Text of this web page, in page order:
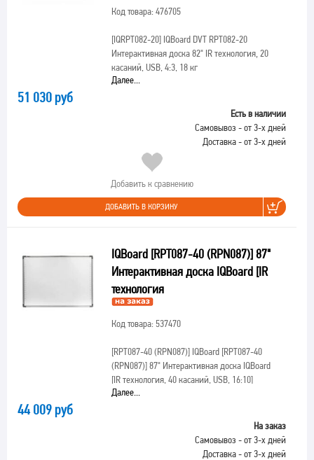
Код товара: 476705
[IQRPT082-20]IQBoard DVT RPT082-20
Интерактивная доска 82" IR технология, 20
касаний, USB, 4:3, 18 кг
Далее...
51 030 руб
Есть в наличии
Самовывоз - от 3-х дней
Доставка - от 3-х дней
Добавить к сравнению
ДОБАВИТЬ В КОРЗИНУ
IQBoard [RPT087-40 (RPN087)] 87"
Интерактивная доска IQBoard [IR
технология
Код товара: 537470
[RPT087-40 (RPN087)]IQBoard [RPT087-40
(RPN087)] 87" Интерактивная доска IQBoard
[IR технология, 40 касаний, USB, 16:10]
Далее...
44 009 руб
На заказ
Самовывоз - от 3-х дней
Доставка - от 3-х дней